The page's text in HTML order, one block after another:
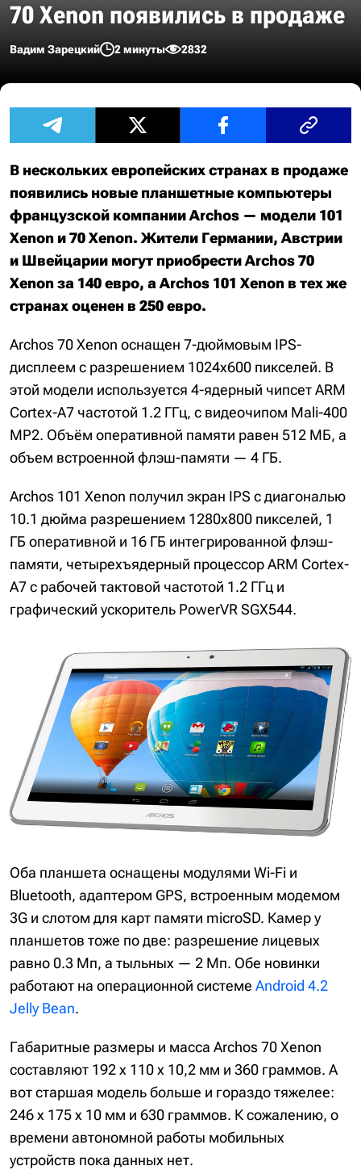
70 Xenon появились в продаже
Вадим Зарецкий 2 минуты 2832
В нескольких европейских странах в продаже
появились новые планшетные компьютеры
французской компании Archos — модели 101
Xenon и 70 Xenon. Жители Германии, Австрии
и Швейцарии могут приобрести Archos 70
Xenon за 140 евро, а Archos 101 Xenon в тех же
странах оценен в 250 евро.
Archos 70 Xenon оснащен 7-дюймовым IPS-
дисплеем с разрешением 1024х600 пикселей. В
этой модели используется 4-ядерный чипсет ARM
Cortex-A7 частотой 1.2 ГГц, с видеочипом Mali-400
MP2. Объём оперативной памяти равен 512 МБ, а
объем встроенной флэш-памяти — 4 ГБ.
Archos 101 Xenon получил экран IPS с диагональю
10.1 дюйма разрешением 1280х800 пикселей, 1
ГБ оперативной и 16 ГБ интегрированной флэш-
памяти, четырехъядерный процессор ARM Cortex-
A7 с рабочей тактовой частотой 1.2 ГГц и
графический ускоритель PowerVR SGX544.
Оба планшета оснащены модулями Wi-Fi и
Bluetooth, адаптером GPS, встроенным модемом
3G и слотом для карт памяти microSD. Камер у
планшетов тоже по две: разрешение лицевых
равно 0.3 Мп, а тыльных — 2 Мп. Обе новинки
работают на операционной системе Android 4.2
Jelly Bean.
Габаритные размеры и масса Archos 70 Xenon
составляют 192 x 110 x 10,2 мм и 360 граммов. А
вот старшая модель больше и гораздо тяжелее:
246 х 175 x 10 мм и 630 граммов. К сожалению, о
времени автономной работы мобильных
устройств пока данных нет.